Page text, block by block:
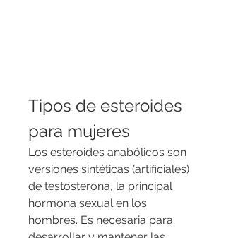
Tipos de esteroides
para mujeres
Los esteroides anabólicos son
versiones sintéticas (artificiales)
de testosterona, la principal
hormona sexual en los
hombres. Es necesaria para